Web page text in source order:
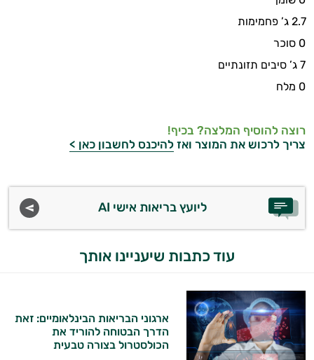
2.7 ג’ פחמימות
0 סוכר
7 ג’ סיבים תזונתיים
0 מלח
רוצה להוסיף המלצה? בכיף!
צריך לרכוש את המוצר ואז להיכנס לחשבון כאן >
ליועץ בריאות אישי AI
עוד כתבות שיעניינו אותך
ארגוני הבריאות הבינלאומיים: זאת
הדרך הבטוחה להוריד את
הכולסטרול בצורה טבעית